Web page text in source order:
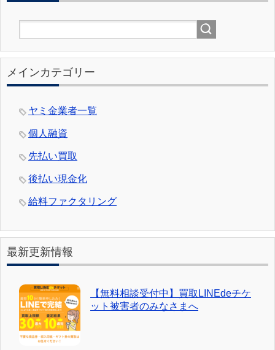
メインカテゴリー
ヤミ金業者一覧
個人融資
先払い買取
後払い現金化
給料ファクタリング
最新更新情報
【無料相談受付中】買取LINEdeチケ
ット被害者のみなさまへ